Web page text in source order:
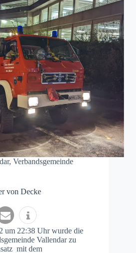
, Verbandsgemeinde
von Decke
um 22:38 Uhr wurde die
Vallendar zu
mit dem